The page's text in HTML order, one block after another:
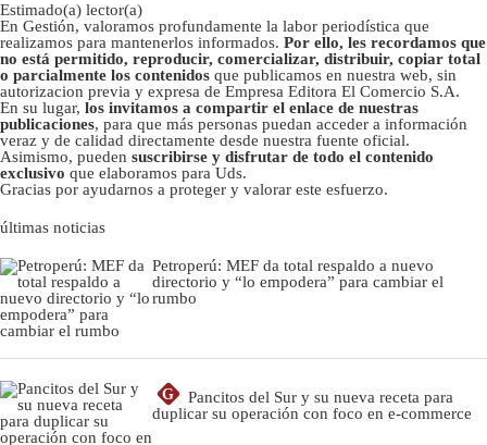
Estimado(a) lector(a)
En Gestión, valoramos profundamente la labor periodística que
realizamos para mantenerlos informados. Por ello, les recordamos que
no está permitido, reproducir, comercializar, distribuir, copiar total
o parcialmente los contenidos que publicamos en nuestra web, sin
autorizacion previa y expresa de Empresa Editora El Comercio S.A.
En su lugar, los invitamos a compartir el enlace de nuestras
publicaciones, para que más personas puedan acceder a información
veraz y de calidad directamente desde nuestra fuente oficial.
Asimismo, pueden suscribirse y disfrutar de todo el contenido
exclusivo que elaboramos para Uds.
Gracias por ayudarnos a proteger y valorar este esfuerzo.
últimas noticias
Petroperú: MEF da total respaldo a nuevo
directorio y “lo empodera” para cambiar el
rumbo
G
Pancitos del Sur y su nueva receta para
duplicar su operación con foco en e-commerce